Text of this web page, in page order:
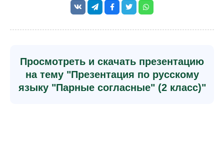
Просмотреть и скачать презентацию
на тему "Презентация по русскому
языку "Парные согласные" (2 класс)"